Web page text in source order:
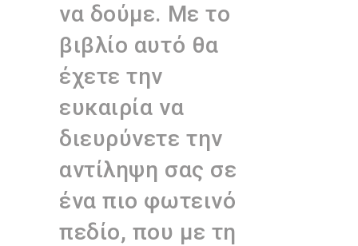
να δούμε. Με το
βιβλίο αυτό θα
έχετε την
ευκαιρία να
διευρύνετε την
αντίληψη σας σε
ένα πιο φωτεινό
πεδίο, που με τη